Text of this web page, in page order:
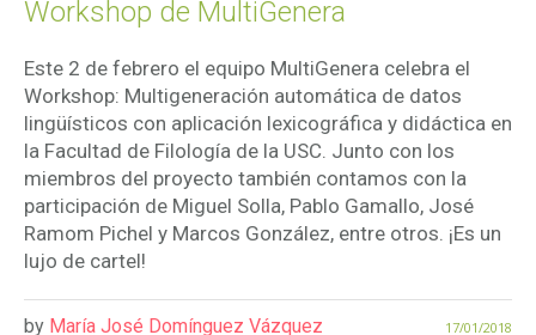
Workshop de MultiGenera
Este 2 de febrero el equipo MultiGenera celebra el
Workshop: Multigeneración automática de datos
lingüísticos con aplicación lexicográfica y didáctica en
la Facultad de Filología de la USC. Junto con los
miembros del proyecto también contamos con la
participación de Miguel Solla, Pablo Gamallo, José
Ramom Pichel y Marcos González, entre otros. ¡Es un
lujo de cartel!
17/01/2018
by María José Domínguez Vázquez